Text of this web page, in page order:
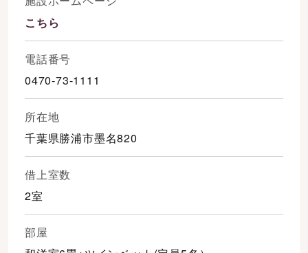
こちら
電話番号
0470-73-1111
所在地
千葉県勝浦市墨名820
借上室数
2室
部屋